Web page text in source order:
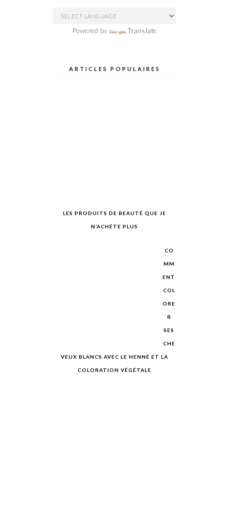
Powered by Translate
ARTICLES POPULAIRES
LES PRODUITS DE BEAUTÉ QUE JE
N’ACHÈTE PLUS
CO
MM
ENT
COL
ORE
R
SES
CHE
VEUX BLANCS AVEC LE HENNÉ ET LA
COLORATION VÉGÉTALE